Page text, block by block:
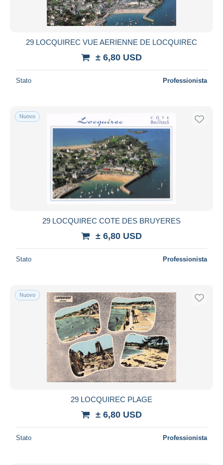
29 LOCQUIREC VUE AERIENNE DE LOCQUIREC
± 6,80 USD
Stato Professionista
Nuovo
29 LOCQUIREC COTE DES BRUYERES
± 6,80 USD
Stato Professionista
Nuovo
29 LOCQUIREC PLAGE
± 6,80 USD
Stato Professionista